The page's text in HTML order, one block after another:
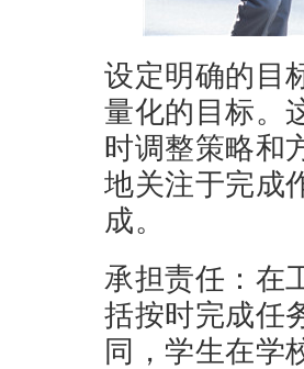
设定明确的目
量化的目标。
时调整策略和
地关注于完成
成。
承担责任：在
括按时完成任
同，学生在学